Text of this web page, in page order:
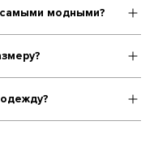
модными?